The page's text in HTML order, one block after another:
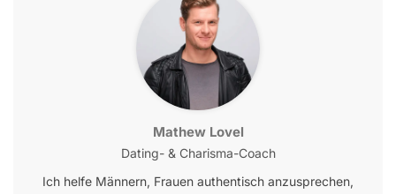
Mathew Lovel
Dating- & Charisma-Coach
Ich helfe Männern, Frauen authentisch anzusprechen,